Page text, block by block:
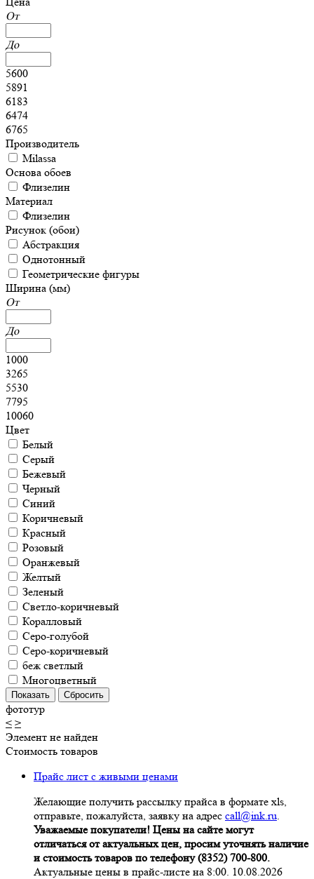
От
До
5600
5891
6183
6474
6765
Производитель
Milassa
Основа обоев
Флизелин
Материал
Флизелин
Рисунок (обои)
Абстракция
Однотонный
Геометрические фигуры
Ширина (мм)
От
До
1000
3265
5530
7795
10060
Цвет
Белый
Серый
Бежевый
Черный
Синий
Коричневый
Красный
Розовый
Оранжевый
Желтый
Зеленый
Светло-коричневый
Коралловый
Серо-голубой
Серо-коричневый
беж светлый
Многоцветный
фототур
< >
Элемент не найден
Стоимость товаров
Прайс лист с живыми ценами
Желающие получить рассылку прайса в формате xls,
отправьте, пожалуйста, заявку на адрес call@ink.ru.
Уважаемые покупатели! Цены на сайте могут
отличаться от актуальных цен, просим уточнять наличие
и стоимость товаров по телефону (8352) 700-800.
Актуальные цены в прайс-листе на 8:00. 10.08.2026